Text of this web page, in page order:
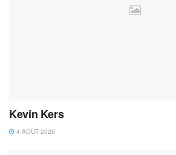
Kevin Kers
4 AOÛT 2026